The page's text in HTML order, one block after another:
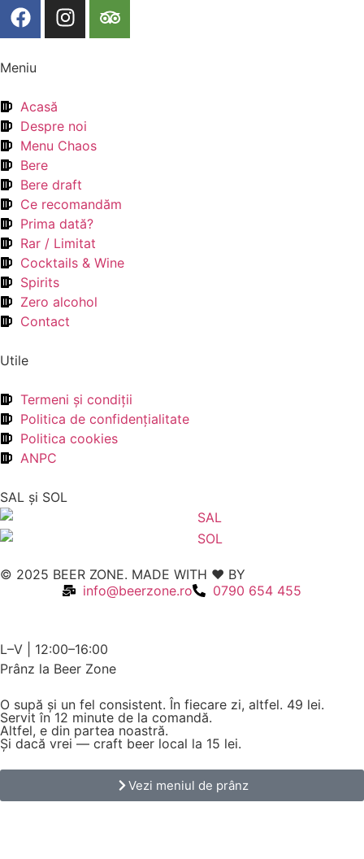
Meniu
Acasă
Despre noi
Menu Chaos
Bere
Bere draft
Ce recomandăm
Prima dată?
Rar / Limitat
Cocktails & Wine
Spirits
Zero alcohol
Contact
Utile
Termeni şi condiţii
Politica de confidenţialitate
Politica cookies
ANPC
SAL şi SOL
© 2025 BEER ZONE. MADE WITH ❤️ BY
info@beerzone.ro
0790 654 455
L–V | 12:00–16:00
Prânz la Beer Zone
O supă și un fel consistent. În fiecare zi, altfel. 49 lei.
Servit în 12 minute de la comandă.
Altfel, e din partea noastră.
Și dacă vrei — craft beer local la 15 lei.
Vezi meniul de prânz